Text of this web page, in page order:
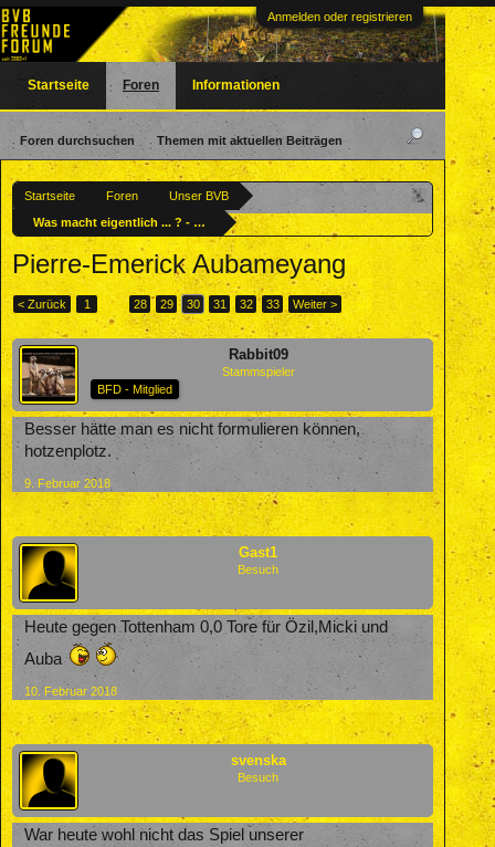
Anmelden oder registrieren
Startseite Foren
Unser BVB
Was macht eigentlich ... ? - Ehemalige BVBler
Pierre-Emerick Aubameyang
< Zurück 1 ← 28 29 30 31 32 33 Weiter >
Rabbit09
Stammspieler
BFD - Mitglied
Besser hätte man es nicht formulieren können,
hotzenplotz.
9. Februar 2018
Gast1
Besuch
Heute gegen Tottenham 0,0 Tore für Özil,Micki und
Auba
10. Februar 2018
svenska
Besuch
War heute wohl nicht das Spiel unserer
Startseite Foren
Foren durchsuchen Themen mit aktuellen Beiträgen
Informationen